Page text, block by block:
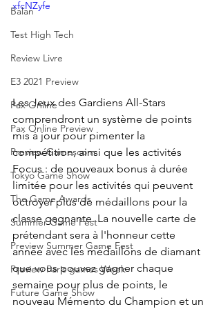
Balan
Test High Tech
Review Livre
E3 2021 Preview
Pax Online
Pax Online Preview
Preview Gamescom
Tokyo Game Show
The Game Awards
Summer Game Fest
Preview Summer Game Fest
Preview Paris games Week
Future Game Show
xfcNZyfe
Les Jeux des Gardiens All-Stars
comprendront un système de points
mis à jour pour pimenter la
compétition, ainsi que les activités
Focus : de nouveaux bonus à durée
limitée pour les activités qui peuvent
octroyer plus de médaillons pour la
classe gagnante. La nouvelle carte de
prétendant sera à l'honneur cette
année avec les médaillons de diamant
que vous pouvez gagner chaque
semaine pour plus de points, le
nouveau Mémento du Champion et un